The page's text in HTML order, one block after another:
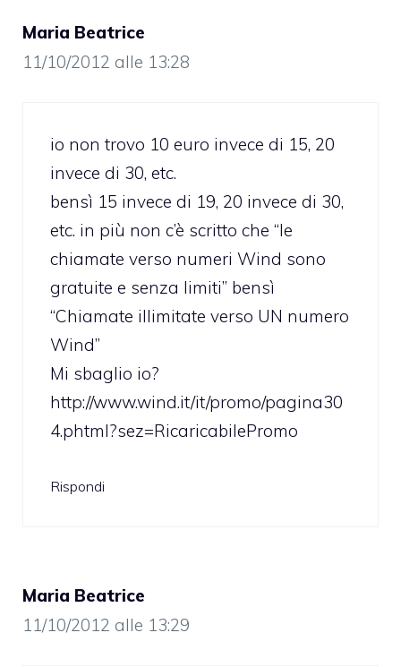
Maria Beatrice
11/10/2012 alle 13:28
io non trovo 10 euro invece di 15, 20
invece di 30, etc.
bensì 15 invece di 19, 20 invece di 30,
etc. in più non c’è scritto che “le
chiamate verso numeri Wind sono
gratuite e senza limiti” bensì
“Chiamate illimitate verso UN numero
Wind”
Mi sbaglio io?
http://www.wind.it/it/promo/pagina30
4.phtml?sez=RicaricabilePromo
Rispondi
Maria Beatrice
11/10/2012 alle 13:29